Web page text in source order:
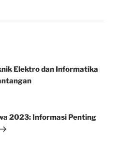
Elektro dan Informatika
2023: Informasi Penting